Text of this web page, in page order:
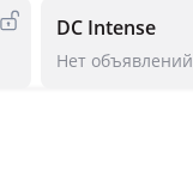
DC Intense
Нет объявлений